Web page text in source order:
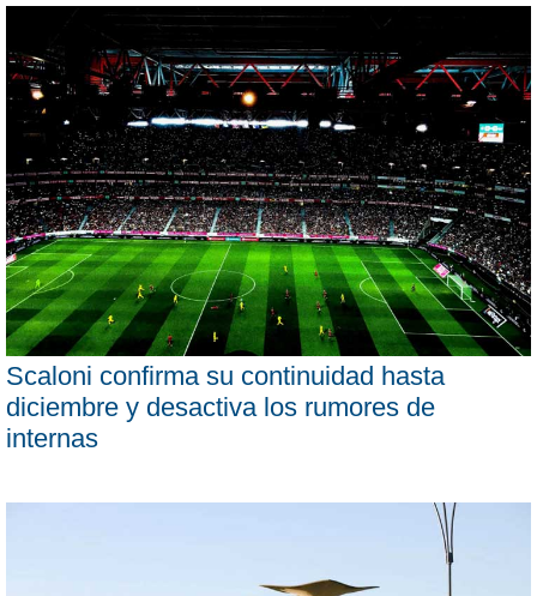
Scaloni confirma su continuidad hasta
diciembre y desactiva los rumores de
internas